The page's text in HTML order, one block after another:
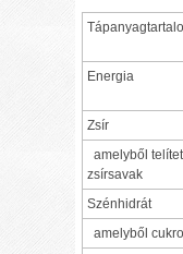
Energia
Zsír
amelyből
zsírsavak
Szénhidrát
amelyből